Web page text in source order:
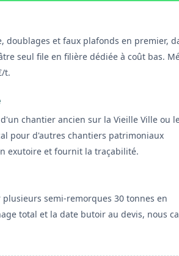
doublages et faux plafonds en premier,
seul file en filière dédiée à coût bas.
t.
chantier ancien sur la Vieille Ville ou
pour d'autres chantiers patrimoniaux
exutoire et fournit la traçabilité.
semi-remorques 30 tonnes en
total et la date butoir au devis, nous